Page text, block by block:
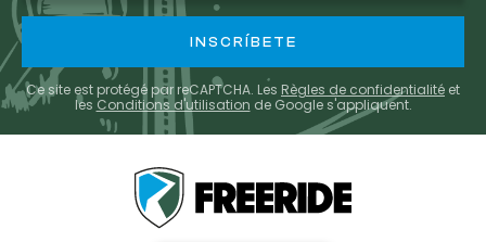
ofrece conexiones durante toda la temporada y
hay autobuses lanzadera disponibles para llevarte a
aeropuertos de Lyon-St-Exupéry, Chambéry y
Ginebra, lo que facilita aún más tu llegada a Les
Ce site est protégé par reCAPTCHA. Les Règles de confidentialité et
les Conditions d'utilisation de Google s'appliquent.